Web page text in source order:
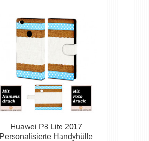
Huawei P8 Lite 2017
Personalisierte Handyhülle